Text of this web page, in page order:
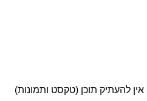
אין להעתיק תוכן (טקסט ותמונות)